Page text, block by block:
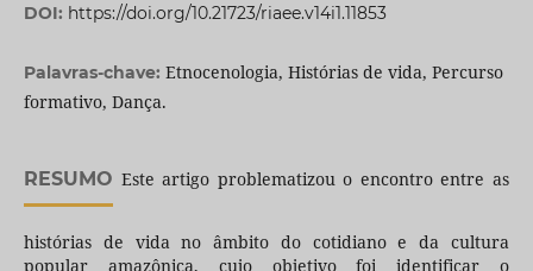
DOI: https://doi.org/10.21723/riaee.v14i1.11853
Palavras-chave: Etnocenologia, Histórias de vida, Percurso
formativo, Dança.
RESUMO Este artigo problematizou o encontro entre as
histórias de vida no âmbito do cotidiano e da cultura
popular amazônica, cujo objetivo foi identificar o